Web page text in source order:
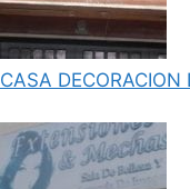
CASA DECORACION